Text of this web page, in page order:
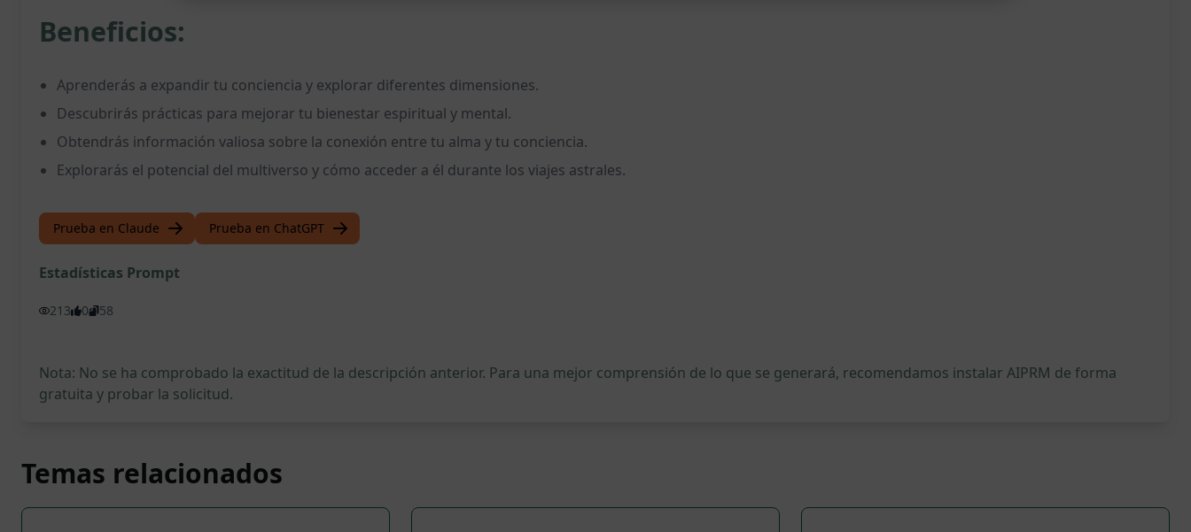
Beneficios:
Aprenderás a expandir tu conciencia y explorar diferentes dimensiones.
Descubrirás prácticas para mejorar tu bienestar espiritual y mental.
Obtendrás información valiosa sobre la conexión entre tu alma y tu conciencia.
Explorarás el potencial del multiverso y cómo acceder a él durante los viajes astrales.
Prueba en Claude Prueba en ChatGPT
Estadísticas Prompt
213 0 58
Nota: No se ha comprobado la exactitud de la descripción anterior. Para una mejor comprensión de lo que se generará, recomendamos instalar AIPRM de forma
gratuita y probar la solicitud.
Temas relacionados